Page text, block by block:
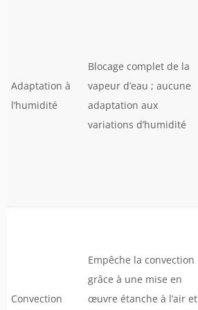
Adaptation à
l’humidité
Blocage complet de la
vapeur d’eau ; aucune
adaptation aux
variations d’humidité
Convection
Empêche la convection
grâce à une mise en
œuvre étanche à l’air et